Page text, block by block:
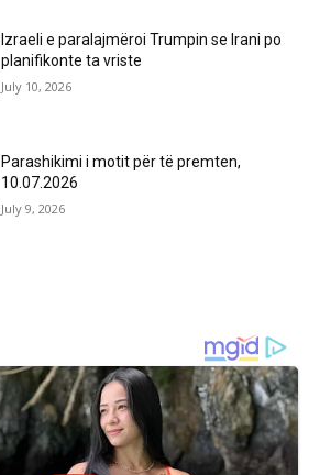
Izraeli e paralajmëroi Trumpin se Irani po
planifikonte ta vriste
July 10, 2026
Parashikimi i motit për të premten,
10.07.2026
July 9, 2026